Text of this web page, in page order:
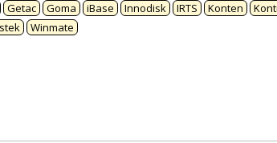
Getac Goma iBase Innodisk IRTS Konten
Winmate